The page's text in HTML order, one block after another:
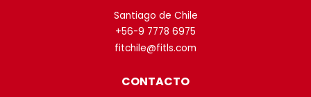
Santiago de Chile
+56-9 7778 6975
fitchile@fitls.com
CONTACTO